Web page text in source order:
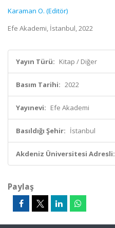
Karaman O. (Editör)
Efe Akademi, İstanbul, 2022
Yayın Türü: Kitap / Diğer
Basım Tarihi: 2022
Yayınevi: Efe Akademi
Basıldığı Şehir: İstanbul
Akdeniz Üniversitesi Adresli:
Paylaş